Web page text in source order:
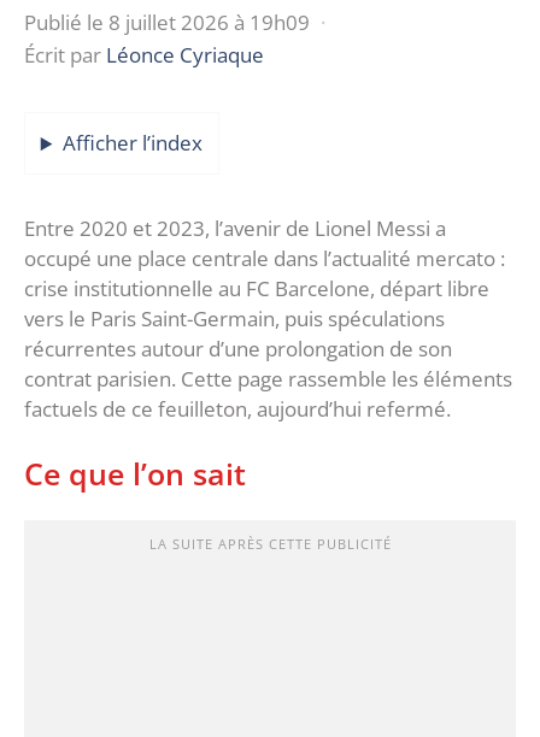
Publié le 8 juillet 2026 à 19h09 ·
Écrit par Léonce Cyriaque
Afficher l’index
Entre 2020 et 2023, l’avenir de Lionel Messi a
occupé une place centrale dans l’actualité mercato :
crise institutionnelle au FC Barcelone, départ libre
vers le Paris Saint-Germain, puis spéculations
récurrentes autour d’une prolongation de son
contrat parisien. Cette page rassemble les éléments
factuels de ce feuilleton, aujourd’hui refermé.
Ce que l’on sait
LA SUITE APRÈS CETTE PUBLICITÉ